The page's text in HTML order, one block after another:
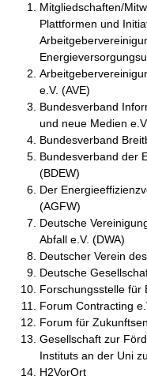
Mitgliedschaften/
Plattformen und
e.V. (AVE)
Bundesverband
und neue Medien
Bundesverband
Bundesverband der
(BDEW)
Der
(AGFW)
Deutsche
Abfall e.V. (DWA)
Deutscher Verein
Deutsche
Forschungsstelle für
Forum Contracting
Forum für
Gesellschaft zur
Instituts an der Uni
H2VorOrt